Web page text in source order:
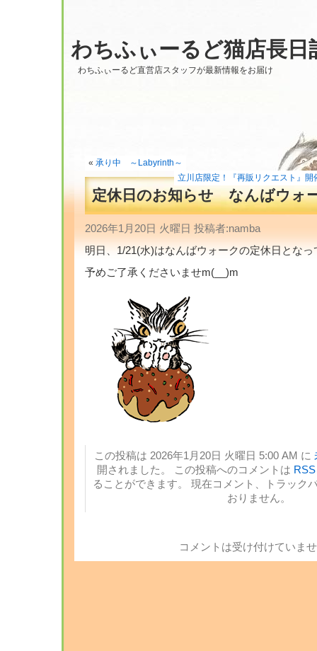
わちふぃーるど猫店長日
わちふぃーるど直営店スタッフが最新情報をお届け
« 承り中 ～Labyrinth～
立川店限定！『再販リクエスト』
定休日のお知らせ なんばウォ
2026年1月20日 火曜日 投稿者:namba
明日、1/21(水)はなんばウォークの定休日となっ
予めご了承くださいませm(__)m
この投稿は 2026年1月20日 火曜日 5:00 AM に
開されました。 この投稿へのコメントは
ることができます。 現在コメント、トラック
おりません。
コメントは受け付けていま